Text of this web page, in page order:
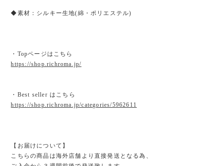
◆素材：シルキー生地(綿・ポリエステル)
・Topページはこちら
https://shop.richroma.jp/
・Best seller はこちら
https://shop.richroma.jp/categories/5962611
【お届けについて】
こちらの商品は海外店舗より直接発送となる為、